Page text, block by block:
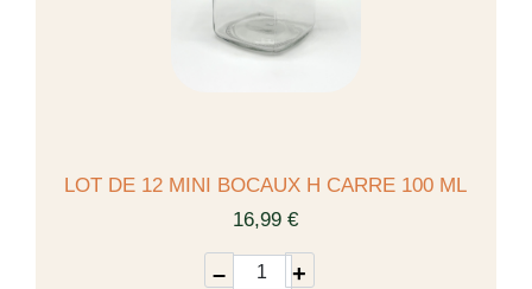
LOT DE 12 MINI BOCAUX H CARRE 100 ML
16,99 €
– +